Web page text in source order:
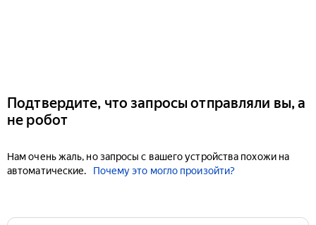
Подтвердите, что запросы отправляли вы, а
не робот
Нам очень жаль, но запросы с вашего устройства похожи на
автоматические.
Почему это могло произойти?